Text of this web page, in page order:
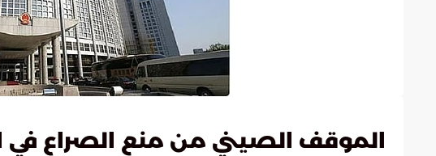
الموقف الصيني من منع الصراع